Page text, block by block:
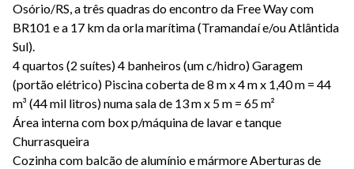
Osório/RS, a três quadras do encontro da Free Way com
BR101 e a 17 km da orla marítima (Tramandaí e/ou Atlântida
Sul).
4 quartos (2 suítes) 4 banheiros (um c/hidro) Garagem
(portão elétrico) Piscina coberta de 8 m x 4 m x 1,40 m = 44
m³ (44 mil litros) numa sala de 13 m x 5 m = 65 m²
Área interna com box p/máquina de lavar e tanque
Churrasqueira
Cozinha com balcão de alumínio e mármore Aberturas de